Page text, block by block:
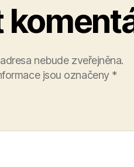
nebude zveřejněna.
jsou označeny *